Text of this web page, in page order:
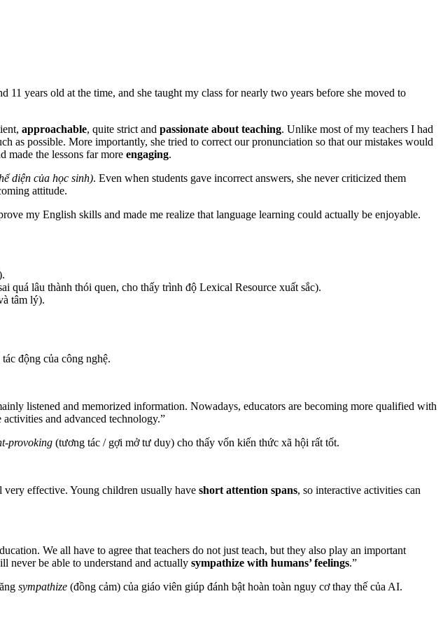
11 years old at the time, and she taught my class for nearly two years before she moved to
approachable, quite strict and passionate about teaching. Unlike most of my teachers I had
as possible. More importantly, she tried to correct our pronunciation so that our mistakes would
made the lessons far more engaging.
diện của học sinh). Even when students gave incorrect answers, she never criticized them
attitude.
my English skills and made me realize that language learning could actually be enjoyable.
quá lâu thành thói quen, cho thấy trình độ Lexical Resource xuất sắc).
tâm lý).
động của công nghệ.
listened and memorized information. Nowadays, educators are becoming more qualified with
and advanced technology.”
provoking (tương tác / gợi mở tư duy) cho thấy vốn kiến thức xã hội rất tốt.
effective. Young children usually have short attention spans, so interactive activities can
We all have to agree that teachers do not just teach, but they also play an important
never be able to understand and actually sympathize with humans’ feelings.”
sympathize (đồng cảm) của giáo viên giúp đánh bật hoàn toàn nguy cơ thay thế của AI.